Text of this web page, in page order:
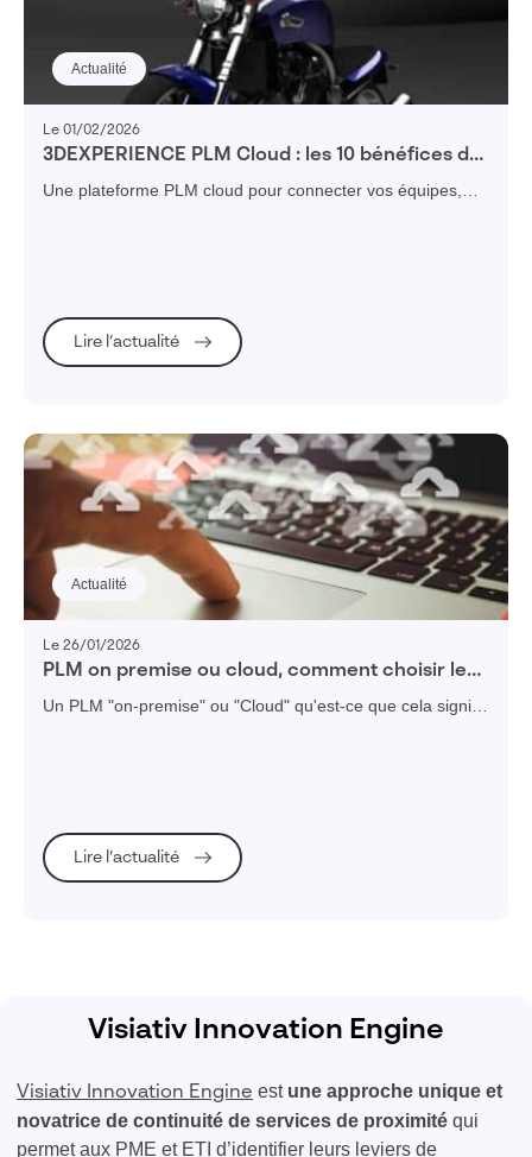
Actualité
Le 01/02/2026
3DEXPERIENCE PLM Cloud : les 10 bénéfices de
l’accès on cloud
Une plateforme PLM cloud pour connecter vos équipes,
Lire l’actualité
Actualité
Le 26/01/2026
PLM on premise ou cloud, comment choisir le
bon modèle pour votre PME ?
Un PLM "on-premise" ou "Cloud" qu'est-ce que cela signifie
Lire l’actualité
Visiativ Innovation Engine
Visiativ Innovation Engine est une approche unique et
novatrice de continuité de services de proximité qui
permet aux PME et ETI d’identifier leurs leviers de